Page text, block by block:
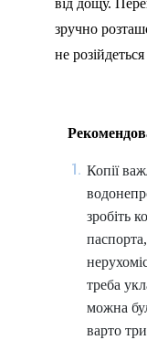
від дощу.
зручно
не
Копії
зробіть
треба
можна
варто